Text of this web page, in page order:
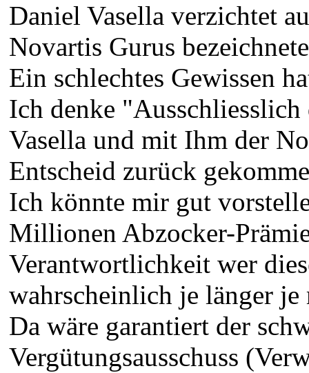
Daniel Vasella verzichtet
Novartis Gurus
Ein schlechtes Gewissen
Ich denke
Vasella und mit Ihm der
Entscheid zurück
Ich könnte mir gut
Millionen Abzocker-
Verantwortlichkeit wer
wahrscheinlich je länger
Da wäre garantiert der
Vergütungsausschuss